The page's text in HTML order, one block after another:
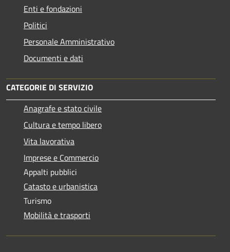
Enti e fondazioni
Politici
Personale Amministrativo
Documenti e dati
CATEGORIE DI SERVIZIO
Anagrafe e stato civile
Cultura e tempo libero
Vita lavorativa
Imprese e Commercio
Appalti pubblici
Catasto e urbanistica
Turismo
Mobilità e trasporti